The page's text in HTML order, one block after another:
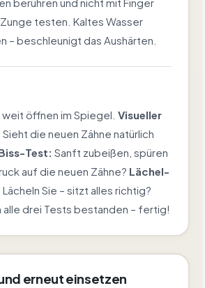
berühren und nicht mit Finger
testen. Kaltes Wasser
– beschleunigt das Aushärten.
weit öffnen im Spiegel. Visueller
Sieht die neuen Zähne natürlich
Test: Sanft zubeißen, spüren
auf die neuen Zähne? Lächel-
Lächeln Sie – sitzt alles richtig?
alle drei Tests bestanden – fertig!
erneut einsetzen